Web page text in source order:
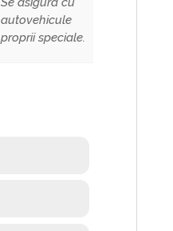
autovehicule
proprii speciale.